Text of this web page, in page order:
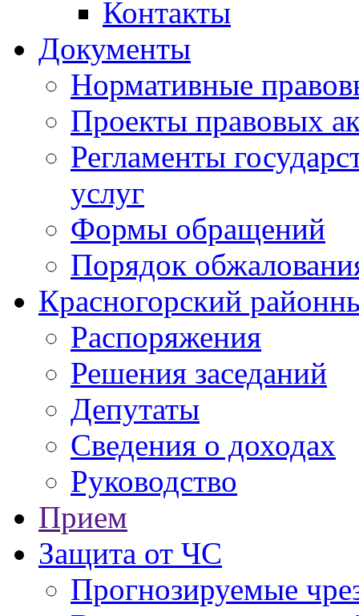
Контакты
Документы
Нормативные
Проекты правовых
Регламенты
услуг
Формы обращений
Порядок
Красногорский
Распоряжения
Решения заседаний
Депутаты
Сведения о доходах
Руководство
Прием
Защита от ЧС
Прогнозируемые